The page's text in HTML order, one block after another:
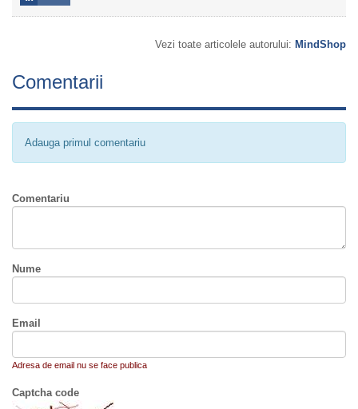
Vezi toate articolele autorului: MindShop
Comentarii
Adauga primul comentariu
Comentariu
Nume
Email
Adresa de email nu se face publica
Captcha code